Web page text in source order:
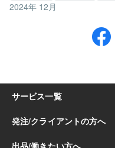
2024年 12月